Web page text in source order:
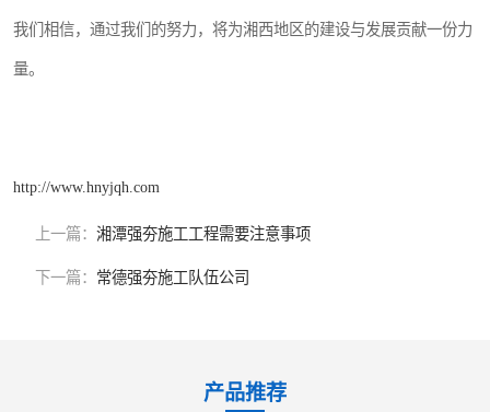
我们相信，通过我们的努力，将为湘西地区的建设与发展贡献一份力
量。
http://www.hnyjqh.com
上一篇： 湘潭强夯施工工程需要注意事项
下一篇： 常德强夯施工队伍公司
产品推荐